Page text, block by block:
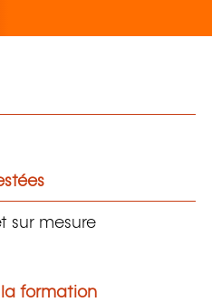
sur mesure
formation